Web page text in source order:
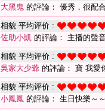
大黑鬼 的評論： 優秀，很配
相貌 平均评价 :
佐助小凱 的評論： 主播的聲
相貌 平均评价 :
吳家大少爺 的評論： 寶 我愛
相貌 平均评价 :
小鳳鳳 的評論： 生日快樂～